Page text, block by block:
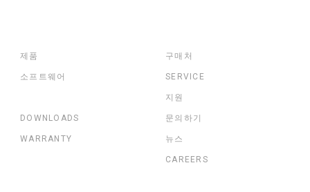
제품
소프트웨어
구매처
SERVICE
지원
DOWNLOADS
WARRANTY
문의하기
뉴스
CAREERS